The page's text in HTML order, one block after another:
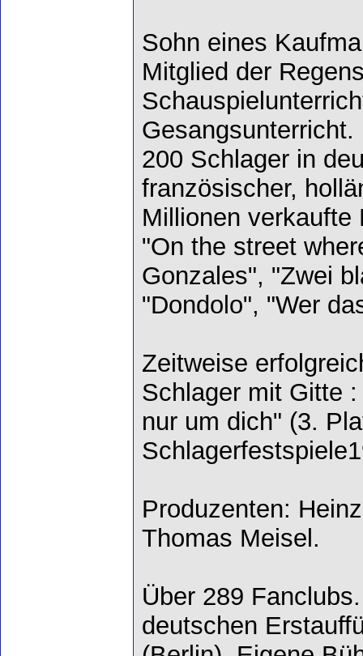
Sohn eines
Mitglied der
200 Schlager in
französischer,
Millionen verkaufte
"On the street
Gonzales", "Zwei
"Dondolo", "Wer
Zeitweise
Schlager mit Gitte
nur um dich" (3.
Produzenten:
Thomas Meisel.
Über 289
deutschen